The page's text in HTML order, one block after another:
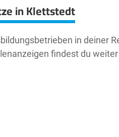
in Klettstedt
in deiner
findest du